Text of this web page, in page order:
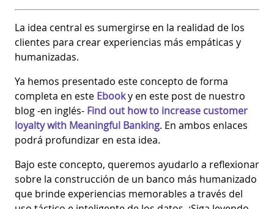
La idea central es sumergirse en la realidad de los
clientes para crear experiencias más empáticas y
humanizadas.
Ya hemos presentado este concepto de forma
completa en este Ebooky en este post de nuestro
blog -en inglés- Find out how to increase customer
loyalty with Meaningful Banking. En ambos enlaces
podrá profundizar en esta idea.
Bajo este concepto, queremos ayudarlo a reflexionar
sobre la construcción de un banco más humanizado
que brinde experiencias memorables a través del